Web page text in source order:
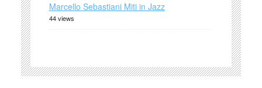
Marcello Sebastiani Miti in Jazz
44 views